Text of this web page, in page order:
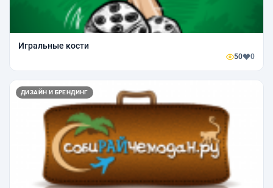
Игральные кости
50 0
ДИЗАЙН И БРЕНДИНГ